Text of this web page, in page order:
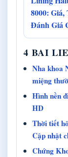
8000: Giá,
Đánh Giá
4 BAI
Nha khoa
miệng
Hình nền
HD
Thời tiết
Cập nhật
Chứng